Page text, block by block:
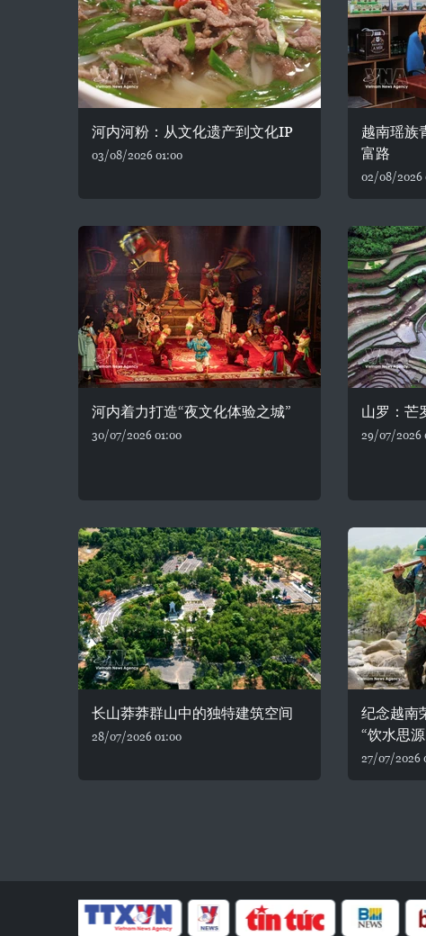
河内河粉：从文化遗产到文化IP
03/08/2026 01:00
越南瑶族
富路
02/08/2026
河内着力打造“夜文化体验之城”
30/07/2026 01:00
山罗：芒
29/07/2026
长山莽莽群山中的独特建筑空间
28/07/2026 01:00
纪念越南
“饮水思
27/07/2026